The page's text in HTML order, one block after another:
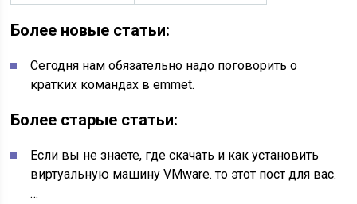
Более новые статьи:
Сегодня нам обязательно надо поговорить о
кратких командах в emmet.
Более старые статьи:
Если вы не знаете, где скачать и как установить
виртуальную машину VMware. то этот пост для вас.
…